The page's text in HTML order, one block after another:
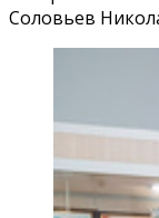
Соловьев